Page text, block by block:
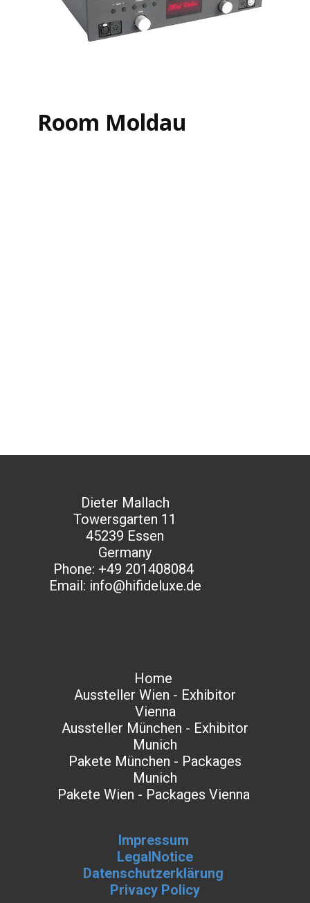
Room Moldau
Dieter Mallach
Towersgarten 11
45239 Essen
Germany​
Phone: +49 201408084
Email: info@hifideluxe.de
Home
Aussteller Wien - Exhibitor
Vienna
Aussteller München - Exhibitor
Munich
Pakete München - Packages
Munich
Pakete Wien - Packages Vienna
Impressum
LegalNotice
Datenschutzerklärung
Privacy Policy